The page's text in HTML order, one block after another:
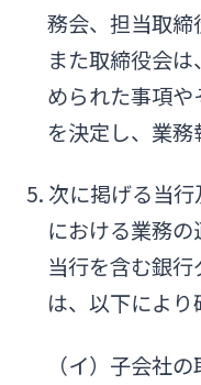
務会、担当取締
また取締役会
められた事項
を決定し、業務
5. 次に掲げる当
における業務
当行を含む銀
は、以下により
（イ）子会社